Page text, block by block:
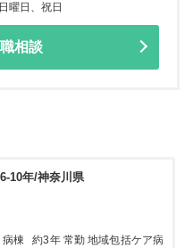
曜日、祝日
相談
10年/神奈川県
病棟 約3年 常勤 地域包括ケア病